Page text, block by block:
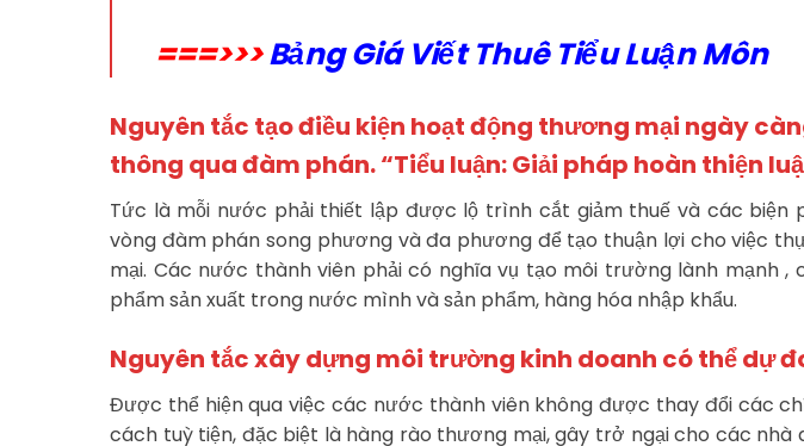
===>>>Bảng Giá Viết Thuê Tiểu Luận Môn
Nguyên tắc tạo điều kiện hoạt động thương mại ngày
thông qua đàm phán. “Tiểu luận: Giải pháp hoàn thiện
Tức là mỗi nước phải thiết lập được lộ trình cắt giảm thuế và các biện
vòng đàm phán song phương và đa phương để tạo thuận lợi cho việc
mại. Các nước thành viên phải có nghĩa vụ tạo môi trường lành mạnh ,
phẩm sản xuất trong nước mình và sản phẩm, hàng hóa nhập khẩu.
Nguyên tắc xây dựng môi trường kinh doanh có thể dự
Được thể hiện qua việc các nước thành viên không được thay đổi các
cách tuỳ tiện, đặc biệt là hàng rào thương mại, gây trở ngại cho các nhà